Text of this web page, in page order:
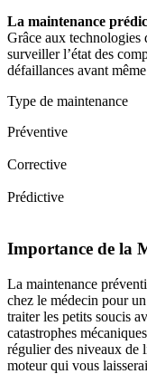
La maintenance
Grâce aux technologies
surveiller l’état des
défaillances avant
Type de maintenance
Préventive
Corrective
Prédictive
Importance de la
La maintenance
chez le médecin pour
traiter les petits soucis
catastrophes
régulier des niveaux de
moteur qui vous